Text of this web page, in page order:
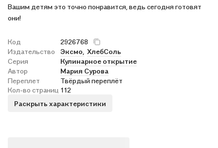
Вашим детям это точно понравится, ведь сегодня готовят
они!
Код
2926768
Издательство
Эксмо, ХлебСоль
Серия
Кулинарное открытие
Автор
Мария Сурова
Переплет
Твёрдый переплёт
Кол-во страниц 112
Раскрыть характеристики